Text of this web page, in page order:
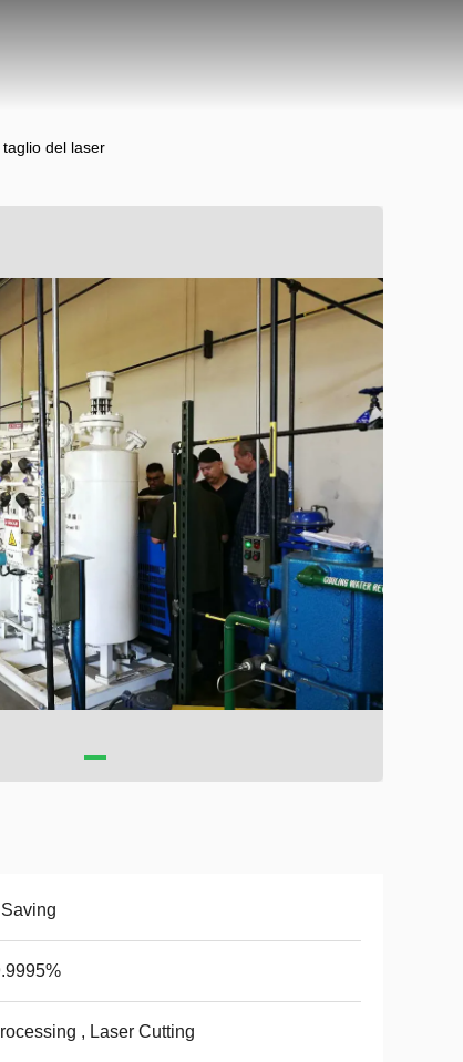
del laser
, Laser Cutting